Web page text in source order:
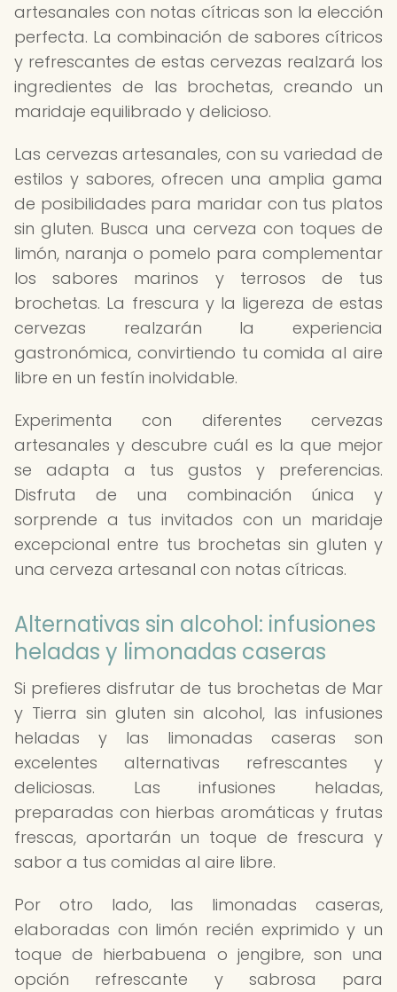
artesanales con notas cítricas son la elección
perfecta. La combinación de sabores cítricos
y refrescantes de estas cervezas realzará los
ingredientes de las brochetas, creando un
maridaje equilibrado y delicioso.
Las cervezas artesanales, con su variedad de
estilos y sabores, ofrecen una amplia gama
de posibilidades para maridar con tus platos
sin gluten. Busca una cerveza con toques de
limón, naranja o pomelo para complementar
los sabores marinos y terrosos de tus
brochetas. La frescura y la ligereza de estas
cervezas realzarán la experiencia
gastronómica, convirtiendo tu comida al aire
libre en un festín inolvidable.
Experimenta con diferentes cervezas
artesanales y descubre cuál es la que mejor
se adapta a tus gustos y preferencias.
Disfruta de una combinación única y
sorprende a tus invitados con un maridaje
excepcional entre tus brochetas sin gluten y
una cerveza artesanal con notas cítricas.
Alternativas sin alcohol: infusiones
heladas y limonadas caseras
Si prefieres disfrutar de tus brochetas de Mar
y Tierra sin gluten sin alcohol, las infusiones
heladas y las limonadas caseras son
excelentes alternativas refrescantes y
deliciosas. Las infusiones heladas,
preparadas con hierbas aromáticas y frutas
frescas, aportarán un toque de frescura y
sabor a tus comidas al aire libre.
Por otro lado, las limonadas caseras,
elaboradas con limón recién exprimido y un
toque de hierbabuena o jengibre, son una
opción refrescante y sabrosa para